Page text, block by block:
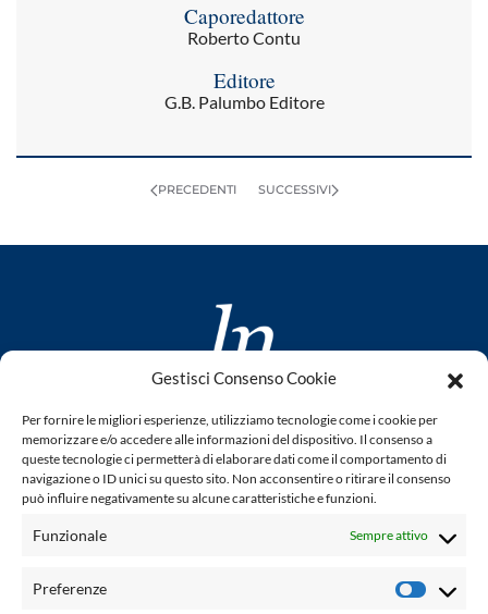
Gestisci Consenso Cookie
Per fornire le migliori esperienze, utilizziamo tecnologie come i cookie per
memorizzare e/o accedere alle informazioni del dispositivo. Il consenso a
queste tecnologie ci permetterà di elaborare dati come il comportamento di
navigazione o ID unici su questo sito. Non acconsentire o ritirare il consenso
può influire negativamente su alcune caratteristiche e funzioni.
Funzionale Sempre attivo
Preferenze
Caporedattore
Roberto Contu
Editore
G.B. Palumbo Editore
PRECEDENTI SUCCESSIVI
www.laletteraturaenoi.it
fondato da Romano Luperini
Questo blog non rappresenta una testata giornalistica in
quanto viene aggiornato senza alcuna periodicità. Non può
legge n° 62 del 7.03.2001. L'autore non è responsabile per